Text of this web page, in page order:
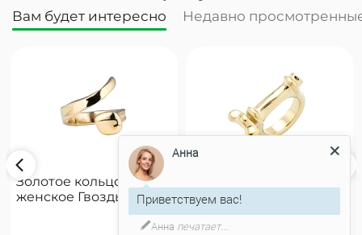
Вам будет интересно Недавно
Золотое кольцо
женское Гвоздь
женское на руку
UNOde50 Reward
Анна
Приветствуем вас!
Анна печатает...